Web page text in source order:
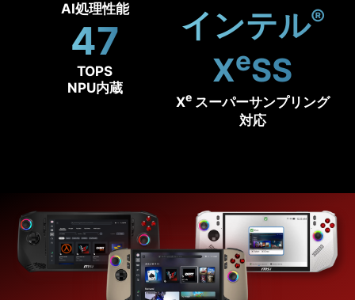
AI処理性能
47
TOPS
NPU内蔵
インテル®
XeSS
Xeスーパーサンプリング
対応